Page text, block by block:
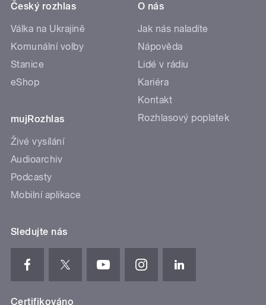
Český rozhlas
Válka na Ukrajině
Komunální volby
Stanice
eShop
mujRozhlas
Živé vysílání
Audioarchiv
Podcasty
Mobilní aplikace
O nás
Jak nás naladíte
Nápověda
Lidé v rádiu
Kariéra
Kontakt
Rozhlasový poplatek
Sledujte nás
Certifikováno